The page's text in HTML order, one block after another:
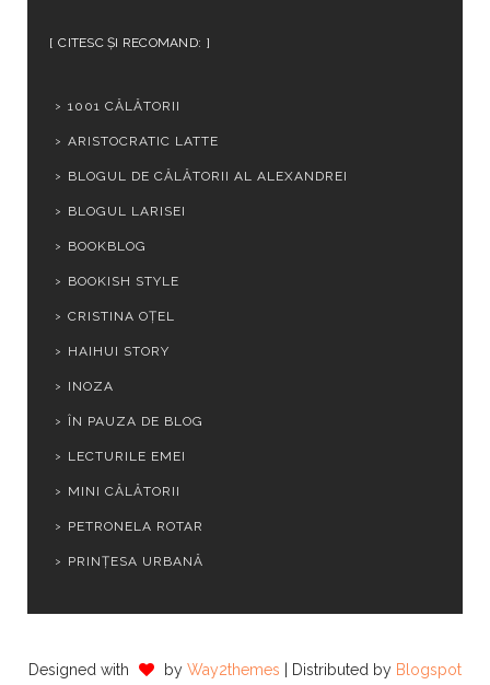
CITESC ȘI RECOMAND:
1001 CĂLĂTORII
ARISTOCRATIC LATTE
BLOGUL DE CĂLĂTORII AL ALEXANDREI
BLOGUL LARISEI
BOOKBLOG
BOOKISH STYLE
CRISTINA OȚEL
HAIHUI STORY
INOZA
ÎN PAUZA DE BLOG
LECTURILE EMEI
MINI CĂLĂTORII
PETRONELA ROTAR
PRINȚESA URBANĂ
Designed with by Way2themes | Distributed by Blogspot